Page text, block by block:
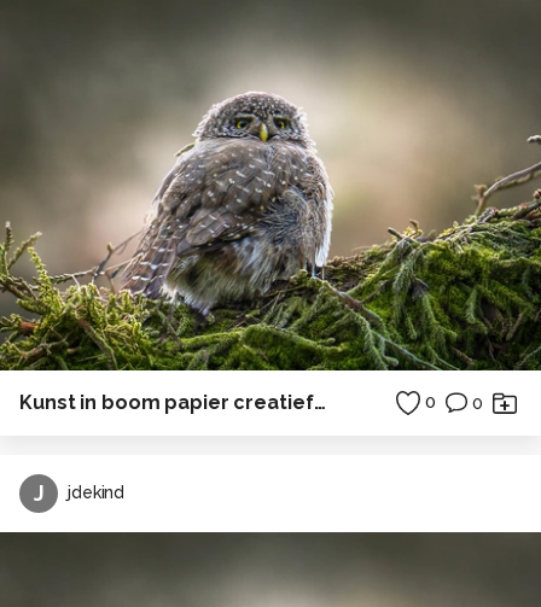
Kunst in boom papier creatief in Polen 0 0
J jdekind